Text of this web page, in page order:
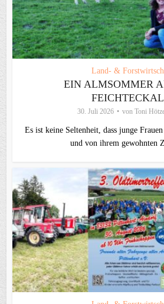
Land- &
EIN ALMSOMMER
30. Juli 2026 von Toni
Es ist keine Seltenheit, dass junge
und von ihrem gewohnten